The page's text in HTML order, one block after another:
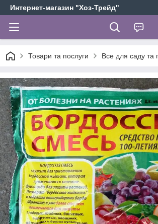
Интернет-магазин "Хоз-Трейд"
Товари та послуги Все для саду та